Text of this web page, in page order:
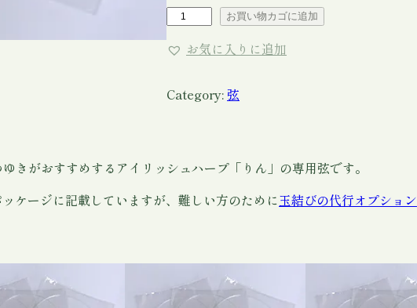
6
2
,
1
0
イ
リ
シ
プ
り
ミ
お買い物カゴに追加
お気に入りに追加
Category:弦
きがおすすめするアイリッシュハープ「りん」の専用弦です。
ケージに記載していますが、難しい方のために玉結びの代行オプション